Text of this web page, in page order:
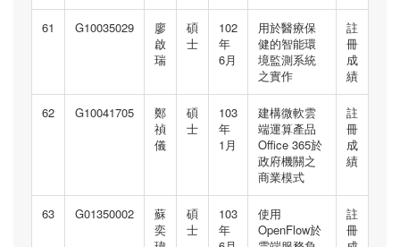
61 G10035029
廖
啟
瑞
碩
士
102
年
6月
用於醫療保
健的智能環
境監測系統
之實作
註
冊
成
績
62 G10041705
鄭
禎
儀
碩
士
103
年
1月
建構微軟雲
端運算產品
Office 365於
政府機關之
商業模式
註
冊
成
績
63 G01350002
蘇
奕
碩
士
103
年
使用
OpenFlow於
註
冊